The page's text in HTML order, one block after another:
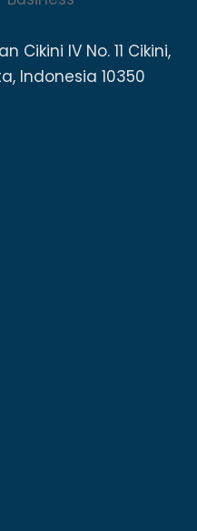
Cikini IV No. 11 Cikini,
Indonesia 10350